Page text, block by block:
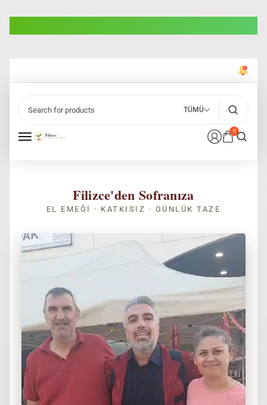
0
TÜMÜ
Filizce'den Sofranıza
EL EMEĞI · KATKISIZ · GÜNLÜK TAZE